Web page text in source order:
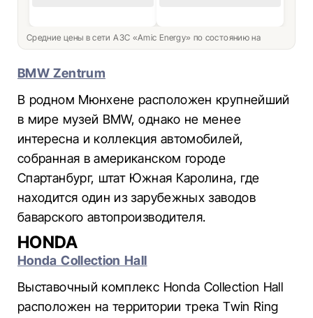
Средние цены в сети АЗС «Amic Energy» по состоянию на
BMW Zentrum
В родном Мюнхене расположен крупнейший
в мире музей BMW, однако не менее
интересна и коллекция автомобилей,
собранная в американском городе
Спартанбург, штат Южная Каролина, где
находится один из зарубежных заводов
баварского автопроизводителя.
HONDA
Honda Collection Hall
Выставочный комплекс Honda Collection Hall
расположен на территории трека Twin Ring